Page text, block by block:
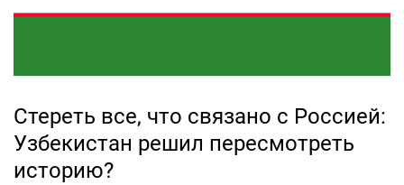
Стереть все, что связано с Россией:
Узбекистан решил пересмотреть
историю?